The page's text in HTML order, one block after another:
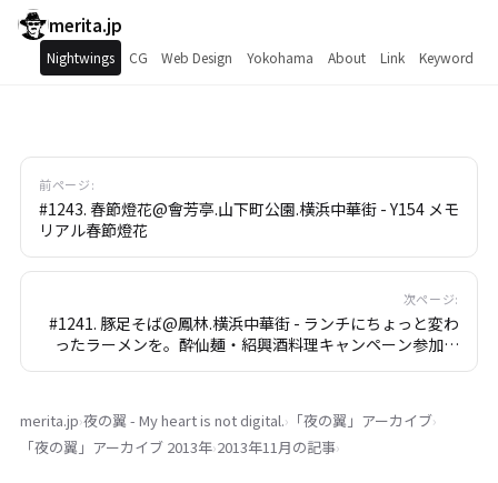
merita.jp
Nightwings CG Web Design Yokohama About Link Keyword
前ページ:
#1243. 春節燈花@會芳亭.山下町公園.横浜中華街 - Y154 メモ
リアル春節燈花
次ページ:
#1241. 豚足そば@鳳林.横浜中華街 - ランチにちょっと変わ
ったラーメンを。酔仙麺・紹興酒料理キャンペーン参加料
merita.jp›夜の翼 - My heart is not digital.› 「夜の翼」 アーカイブ›
「夜の翼」 アーカイブ 2013年›2013年11月の記事›